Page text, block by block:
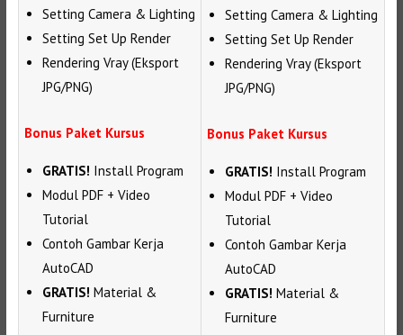
Setting Camera & Lighting
Setting Set Up Render
Rendering Vray (Eksport
JPG/PNG)
Bonus Paket Kursus
GRATIS! Install Program
Modul PDF + Video
Tutorial
Contoh Gambar Kerja
AutoCAD
GRATIS! Material &
Furniture
Setting Camera & Lighting
Setting Set Up Render
Rendering Vray (Eksport
JPG/PNG)
Bonus Paket Kursus
GRATIS! Install Program
Modul PDF + Video
Tutorial
Contoh Gambar Kerja
AutoCAD
GRATIS! Material &
Furniture